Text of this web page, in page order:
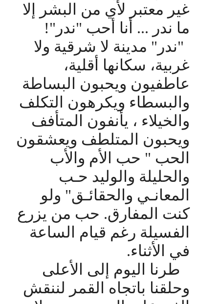
غير معتبر لأي من البشر إلا
ما ندر ... أنا أحب "ندر"!
"ندر" مدينة لا شرقية ولا
غربية، سكانها أقلية،
عاطفيون ويحبون البساطة
والبسطاء ويكرهون التكلف
والخيلاء ، يأنفون المتأفف
ويحبون المتلطف ويعشقون
الحب " حب الأم والأب
والحليلة والوليد حـب
المعانـي والحقائـق" ولو
كنت المفارق. حب من يزرع
الفسيلة رغم قيام الساعة
في الأثناء.
طرنا اليوم إلى الأعلى
وحلقنا باتجاه القمر لننقش